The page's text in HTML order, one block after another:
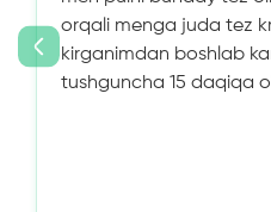
orqali menga juda tez
kirganimdan boshlab
tushguncha 15 daqiqa